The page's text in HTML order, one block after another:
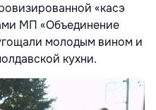
«касэ
МП «Объединение
молодым вином и
кухни.